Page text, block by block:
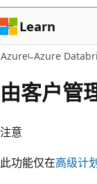
Learn
Azure Azure
由客户管
注意
此功能仅在高级计